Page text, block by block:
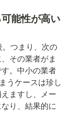
能性が高い
つまり、次の
その業者がま
。中小の業者
うケースは珍し
ますし、メー
り、結果的に